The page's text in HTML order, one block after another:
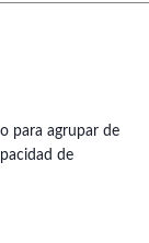
para agrupar de
de